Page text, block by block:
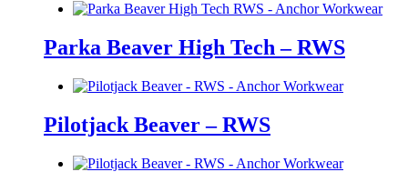
Parka Beaver High Tech – RWS
Pilotjack Beaver – RWS